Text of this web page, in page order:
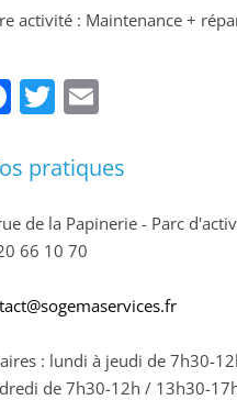
activité : Maintenance +
Facebook
Twitter
pratiques
de la Papinerie - Parc
66 10 70
: lundi à jeudi de 7h30-
de 7h30-12h / 13h30-